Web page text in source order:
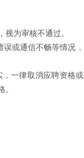
为审核不通过。
或通信不畅等情况
一律取消应聘资格或